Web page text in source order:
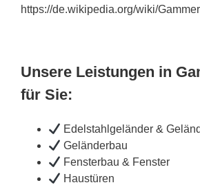
https://de.wikipedia.org/wiki/
Unsere Leistungen in
für Sie:
Edelstahlgeländer &
Geländerbau
Fensterbau & Fenster
Haustüren